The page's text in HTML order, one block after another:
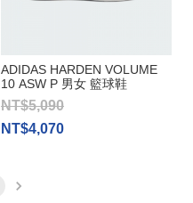
ADIDAS HARDEN VOLUME
10 ASW P 男女 籃球鞋
NT$5,090
NT$4,070